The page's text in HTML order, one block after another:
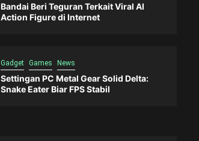
Bandai Beri Teguran Terkait Viral AI
Action Figure di Internet
Gadget Games News
Settingan PC Metal Gear Solid Delta:
Snake Eater Biar FPS Stabil